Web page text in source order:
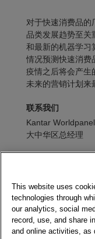
对于快速消费品的
品类发展趋势至关
和最新的机器学习
情况预测快速消费
疫情之后将会产生
未来的营销计划来
联系我们
Kantar Worldpanel
大中华区总经理
电子期刊
This website uses
technologies through
our analytics, social
record, use, and share
and online activities, as